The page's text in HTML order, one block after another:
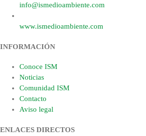
info@ismedioambiente.com
www.ismedioambiente.com
INFORMACIÓN
Conoce ISM
Noticias
Comunidad ISM
Contacto
Aviso legal
ENLACES DIRECTOS